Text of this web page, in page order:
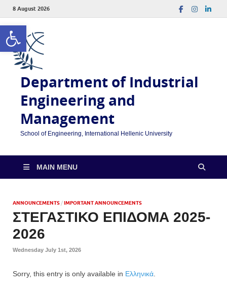
Open toolbar
8 August 2026
Department of Industrial
Engineering and
Management
School of Engineering, International Hellenic University
MAIN MENU
ANNOUNCEMENTS /IMPORTANT ANNOUNCEMENTS
ΣΤΕΓΑΣΤΙΚΟ ΕΠΙΔΟΜΑ 2025-
2026
Wednesday July 1st, 2026
Sorry, this entry is only available in Ελληνικά